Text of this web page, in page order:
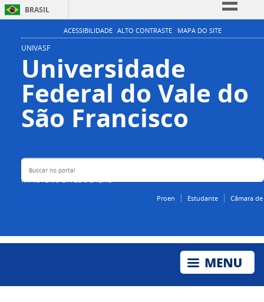
BRASIL
Simplifique!
Participe
Acesso à informação
Legislação
Canais
ACESSIBILIDADE ALTO CONTRASTE MAPA DO SITE
UNIVASF
Universidade
Federal do Vale do
São Francisco
MINISTÉRIO DA EDUCAÇÃO
Buscar no portal
Proen Estudante Câmara